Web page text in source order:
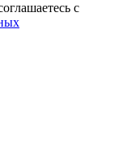
с